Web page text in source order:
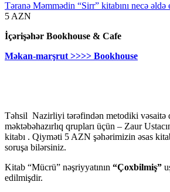
Təranə Məmmədin “Sirr” kitabını necə əldə
5 AZN
İçərişəhər Bookhouse & Cafe
Məkan-marşrut >>>> Bookhouse
Təhsil Nazirliyi tərəfindən metodiki vəsaitə
məktəbəhazırlıq qrupları üçün – Zaur
kitabı . Qiyməti 5 AZN şəhərimizin əsas
soruşa bilərsiniz.
Kitab “Mücrü” nəşriyyatının “Çoxbilmiş”
edilmişdir.